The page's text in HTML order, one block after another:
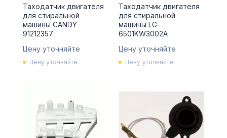
Таходатчик двигателя
для стиральной
машины CANDY
91212357
Цену уточняйте
Цену уточняйте
Таходатчик двигателя
для стиральной
машины LG
6501KW3002A
Цену уточняйте
Цену уточняйте